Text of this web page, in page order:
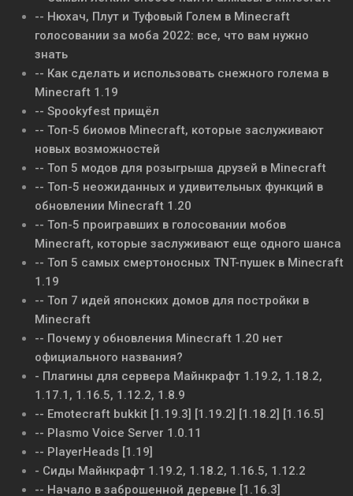
-- Нюхач, Плут и Туфовый Голем в Minecraft
голосовании за моба 2022: все, что вам нужно
знать
-- Как сделать и использовать снежного голема в
Minecraft 1.19
-- Spookyfest прищёл
-- Топ-5 биомов Minecraft, которые заслуживают
новых возможностей
-- Топ 5 модов для розыгрыша друзей в Minecraft
-- Топ-5 неожиданных и удивительных функций в
обновлении Minecraft 1.20
-- Топ-5 проигравших в голосовании мобов
Minecraft, которые заслуживают еще одного шанса
-- Топ 5 самых смертоносных TNT-пушек в Minecraft
1.19
-- Топ 7 идей японских домов для постройки в
Minecraft
-- Почему у обновления Minecraft 1.20 нет
официального названия?
- Плагины для сервера Майнкрафт 1.19.2, 1.18.2,
1.17.1, 1.16.5, 1.12.2, 1.8.9
-- Emotecraft bukkit [1.19.3] [1.19.2] [1.18.2] [1.16.5]
-- Plasmo Voice Server 1.0.11
-- PlayerHeads [1.19]
- Сиды Майнкрафт 1.19.2, 1.18.2, 1.16.5, 1.12.2
-- Начало в заброшенной деревне [1.16.3]